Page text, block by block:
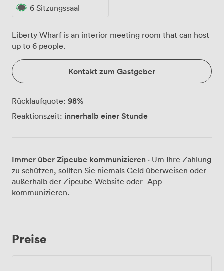
6 Sitzungssaal
Liberty Wharf is an interior meeting room that can host
up to 6 people.
Kontakt zum Gastgeber
Rücklaufquote: 98%
Reaktionszeit: innerhalb einer Stunde
Immer über Zipcube kommunizieren · Um Ihre Zahlung
zu schützen, sollten Sie niemals Geld überweisen oder
außerhalb der Zipcube-Website oder -App
kommunizieren.
Preise